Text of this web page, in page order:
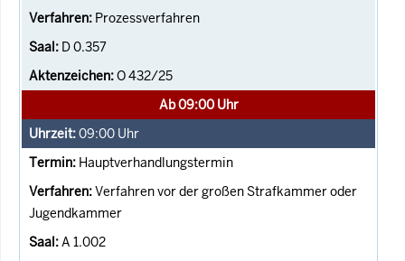
Prozessverfahren
D 0.357
O 432/25
Ab 09:00 Uhr
09:00 Uhr
Hauptverhandlungstermin
Verfahren vor der großen Strafkammer oder
Jugendkammer
A 1.002